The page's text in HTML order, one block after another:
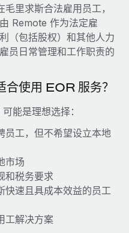
to expand in response
the...
implementation
里求斯合法雇用员工，
Remote 作为法定雇
（包括股权）和其他人力
员日常管理和工作职责的
合使用 EOR 服务？
能是理想选择：
员工，但不希望设立本地
市场
和税务要求
快速且具成本效益的员工
工解决方案